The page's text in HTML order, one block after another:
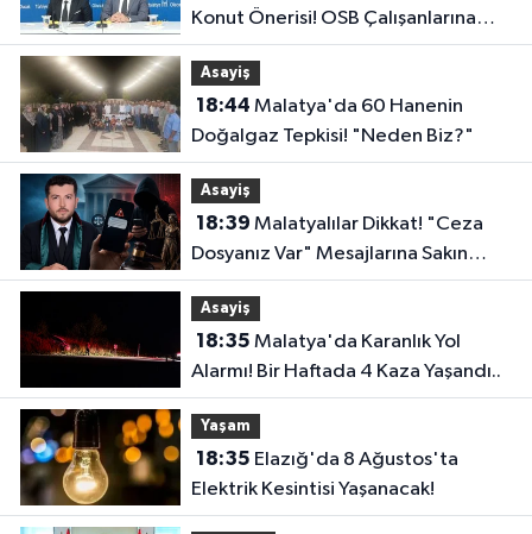
Konut Önerisi! OSB Çalışanlarına
Faizsiz Ev Çağrısı..
Asayiş
18:44
Doğalgaz Tepkisi! "Neden Biz?"
Asayiş
18:39
Dosyanız Var" Mesajlarına Sakın
Kanmayın
Asayiş
18:35
Alarmı! Bir Haftada 4 Kaza Yaşandı..
Yaşam
18:35
Elektrik Kesintisi Yaşanacak!